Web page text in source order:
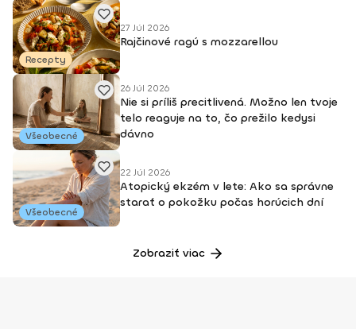
Recepty
27 Júl 2026
Rajčinové ragú s mozzarellou
Všeobecné
26 Júl 2026
Nie si príliš precitlivená. Možno len tvoje
telo reaguje na to, čo prežilo kedysi
dávno
Všeobecné
22 Júl 2026
Atopický ekzém v lete: Ako sa správne
starať o pokožku počas horúcich dní
Zobraziť viac